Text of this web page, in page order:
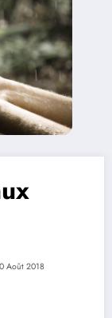
Août 2018